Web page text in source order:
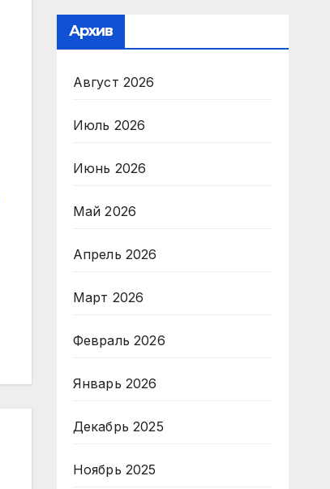
Архив
Август 2026
Июль 2026
Июнь 2026
Май 2026
Апрель 2026
Март 2026
Февраль 2026
Январь 2026
Декабрь 2025
Ноябрь 2025